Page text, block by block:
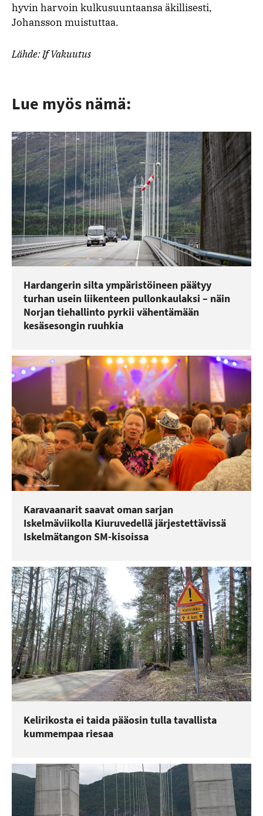
hyvin harvoin kulkusuuntaansa äkillisesti,
Johansson muistuttaa.
Lähde: If Vakuutus
Lue myös nämä:
Hardangerin silta ympäristöineen päätyy
turhan usein liikenteen pullonkaulaksi – näin
Norjan tiehallinto pyrkii vähentämään
kesäsesongin ruuhkia
Karavaanarit saavat oman sarjan
Iskelmäviikolla Kiuruvedellä järjestettävissä
Iskelmätangon SM-kisoissa
Kelirikosta ei taida pääosin tulla tavallista
kummempaa riesaa